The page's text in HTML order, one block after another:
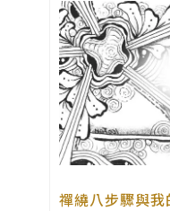
禪繞八步驟與